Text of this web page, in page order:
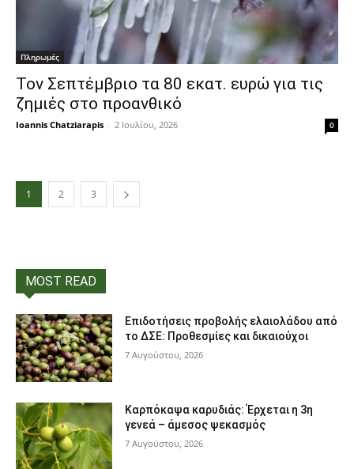
Πληρωμές
Τον Σεπτέμβριο τα 80 εκατ. ευρώ για τις
ζημιές στο προανθικό
Ioannis Chatziarapis - 2 Ιουλίου, 2026 0
1 2 3
MOST READ
Επιδοτήσεις προβολής ελαιολάδου από
το ΔΣΕ: Προθεσμίες και δικαιούχοι
7 Αυγούστου, 2026
Καρπόκαψα καρυδιάς: Έρχεται η 3η
γενεά – άμεσος ψεκασμός
7 Αυγούστου, 2026